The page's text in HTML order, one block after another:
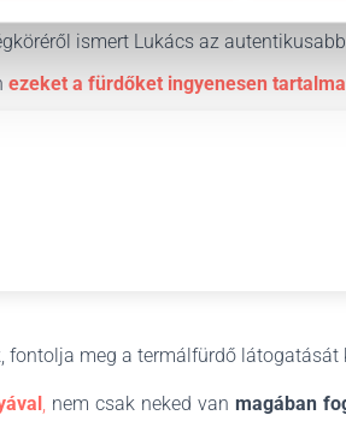
ismert Lukács az
ezeket a fürdőket ingyenesen
fontolja meg a termálfürdő látogatását
, nem csak neked vanmagában